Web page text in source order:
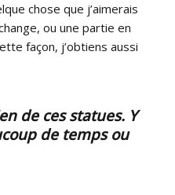
chose que j’aimerais
ou une partie en
façon, j’obtiens aussi
de ces statues. Y
de temps ou